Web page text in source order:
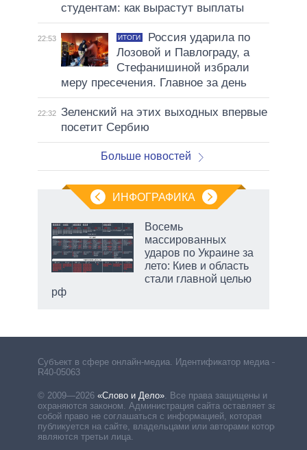
студентам: как вырастут выплаты
22:53 ИТОГИ
Россия ударила по
Лозовой и Павлограду, а
Стефанишиной избрали
меру пресечения. Главное за день
22:32 Зеленский на этих выходных впервые
посетит Сербию
Больше новостей
ИНФОГРАФИКА
Восемь
массированных
ударов по Украине за
лето: Киев и область
стали главной целью
рф
Субъект в сфере онлайн-медиа. Идентификатор медиа –
R40-05063
© 2009—2026 «Слово и Дело»
Все права защищены и
охраняются законом. Администрация сайта оставляет за
собой право не соглашаться с информацией, которая
публикуется на сайте, владельцами или авторами которой
являются третьи лица.